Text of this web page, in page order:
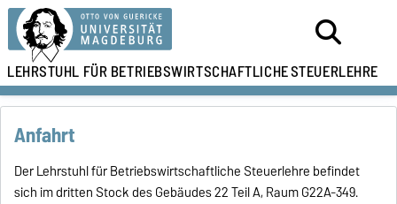
LEHRSTUHL FÜRBETRIEBSWIRTSCHAFTLICHESTEUERLEHRE
Anfahrt
Der Lehrstuhl für Betriebswirtschaftliche Steuerlehre befindet
sich im dritten Stock des Gebäudes 22 Teil A, Raum G22A-349.